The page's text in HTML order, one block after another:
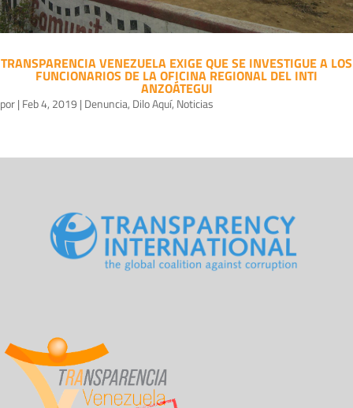
TRANSPARENCIA VENEZUELA EXIGE QUE SE INVESTIGUE A LOS
FUNCIONARIOS DE LA OFICINA REGIONAL DEL INTI
ANZOÁTEGUI
por| Feb 4, 2019 | Denuncia, Dilo Aquí, Noticias